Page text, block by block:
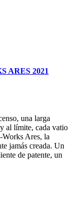
ARES 2021
una larga
al límite, cada vatio
Works Ares, la
jamás creada. Un
de patente, un